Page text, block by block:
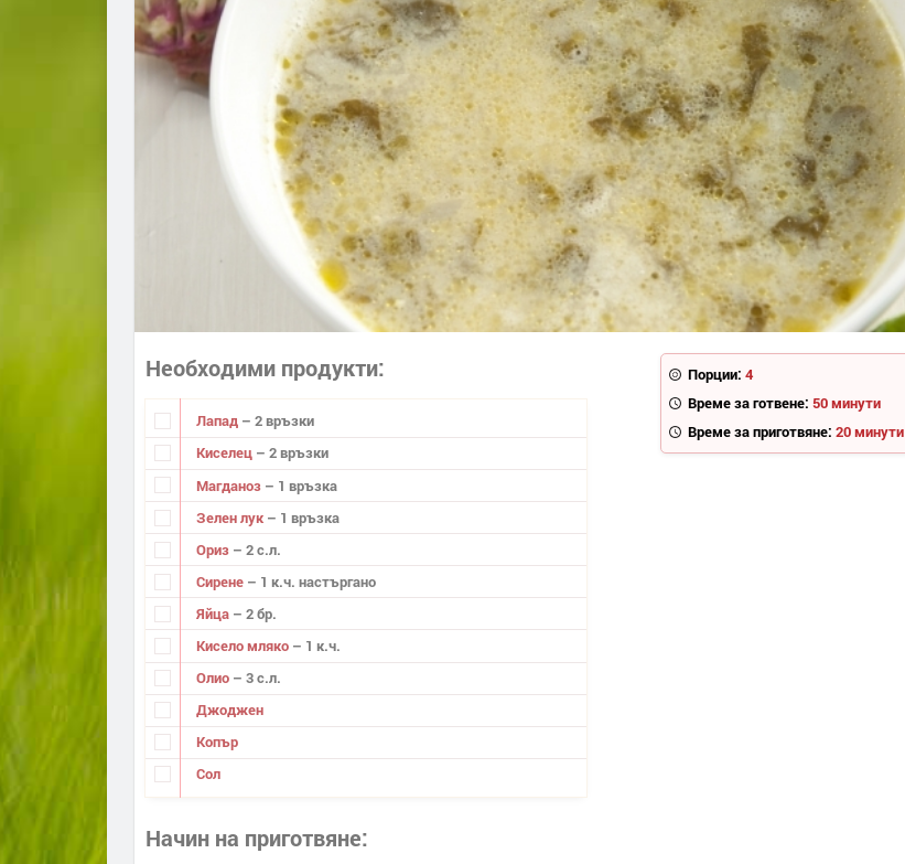
Порции: 4
Време за готвене: 50 минути
Време за приготвяне: 20 минути
Необходими продукти
Лапад – 2 връзки
Киселец – 2 връзки
Магданоз – 1 връзка
Зелен лук – 1 връзка
Ориз – 2 с.л.
Сирене – 1 к.ч. настъргано
Яйца – 2 бр.
Кисело мляко – 1 к.ч.
Олио – 3 с.л.
Джоджен
Копър
Сол
Начин на приготвяне